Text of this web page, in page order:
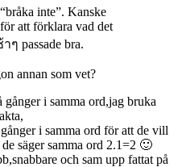
inte”. Kanske
att förklara vad det
ๆ passade bra.
annan som vet?
i samma ord,jag bruka
i samma ord för att de vill
säger samma ord 2.1=2 🙂
och sam upp fattat på